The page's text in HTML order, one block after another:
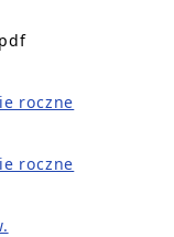
roczne
roczne